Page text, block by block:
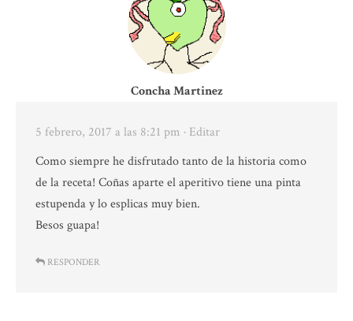
Concha Martinez
5 febrero, 2017 a las 8:21 pm · Editar
Como siempre he disfrutado tanto de la historia como
de la receta! Coñas aparte el aperitivo tiene una pinta
estupenda y lo esplicas muy bien.
Besos guapa!
RESPONDER